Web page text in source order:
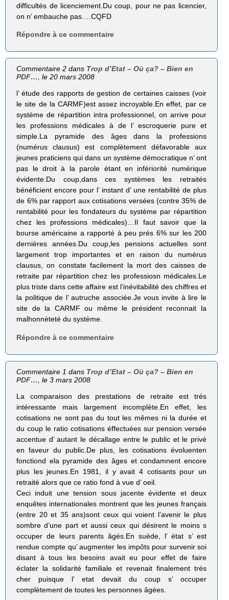
difficultés de licenciement.Du coup, pour ne pas licencier,
on n’ embauche pas….CQFD
Répondre à ce commentaire
Commentaire 2 dans Trop d’Etat – Où ça? – Bien en
PDF…, le 20 mars 2008
l’ étude des rapports de gestion de certaines caisses (voir
le site de la CARMF)est assez incroyable.En effet, par ce
système de répartition intra professionnel, on arrive pour
les professions médicales à de l’ escroquerie pure et
simple.La pyramide des âges dans la professions
(numérus clausus) est complètement défavorable aux
jeunes praticiens qui dans un système démocratique n’ ont
pas le droit à la parole étant en infériorité numérique
évidente.Du coup,dans ces systèmes les retraités
bénéficient encore pour l’ instant d’ une rentabilité de plus
de 6% par rapport aux cotisations versées (contre 35% de
rentabilité pour les fondateurs du système par répartition
chez les professions médicales)…Il faut savoir que la
bourse américaine a rapporté à peu prés 6% sur les 200
dernières années.Du coup,les pensions actuelles sont
largement trop importantes et en raison du numérus
clausus, on constate facilement la mort des caisses de
retraite par répartition chez les professiosn médicales.Le
plus triste dans cette affaire est l’inévitabilité des chiffres et
la politique de l’ autruche associée.Je vous invite à lire le
site de la CARMF ou même le président reconnait la
malhonnèteté du système.
Répondre à ce commentaire
Commentaire 1 dans Trop d’Etat – Où ça? – Bien en
PDF…
, le 3 mars 2008
La comparaison des prestations de retraite est trés
intéressante mais largement incomplète.En effet, les
cotisations ne sont pas du tout les mêmes ni la durée et
du coup le ratio cotisations éffectuées sur pension versée
accentue d’ autant le décallage entre le public et le privé
en faveur du public.De plus, les cotisations évoluenten
fonctiond ela pyramide des âges et condamnent encore
plus les jeunes.En 1981, il y avait 4 cotisants pour un
retraité alors que ce ratio fond à vue d’ oeil.
Ceci induit une tension sous jacente évidente et deux
enquêtes internationales montrent que les jeunes français
(entre 20 et 35 ans)sont ceux qui voient l’avenir le plus
sombre d’une part et aussi ceux qui désirent le moins s
occuper de leurs parents âgés.En suède, l’ état s’ est
rendue compte qu’ augmenter les impôts pour survenir soi
disant à tous les besoins avait eu pour effet de faire
éclater la solidarité familiale et revenait finalement trés
cher puisque l’ etat devait du coup s’ occuper
complètement de toutes les personnes âgées.